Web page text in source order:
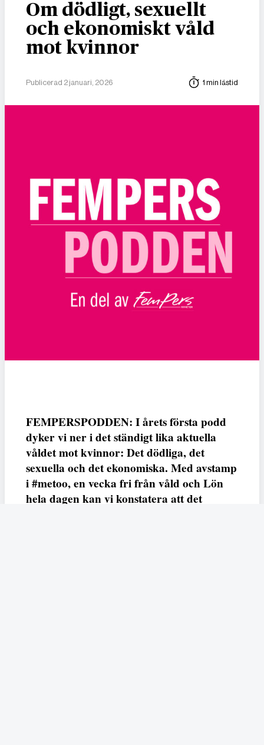
Om dödligt, sexuellt
och ekonomiskt våld
mot kvinnor
Publicerad 2 januari, 2026 1 min lästid
FEMPERSPODDEN: I årets första podd
dyker vi ner i det ständigt lika aktuella
våldet mot kvinnor: Det dödliga, det
sexuella och det ekonomiska. Med avstamp
i #metoo, en vecka fri från våld och Lön
hela dagen kan vi konstatera att det